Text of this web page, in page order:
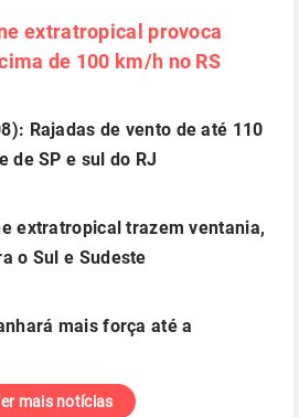
extratropical provoca
de 100 km/h no RS
Rajadas de vento de até 110
de SP e sul do RJ
extratropical trazem ventania,
o Sul e Sudeste
mais força até a
mais notícias